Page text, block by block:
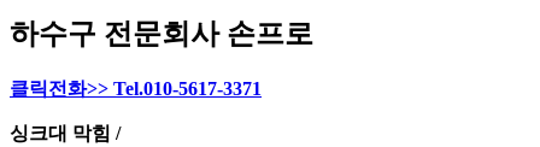
하수구 전문회사 손프로
클릭전화>> Tel.010-5617-3371
싱크대 막힘 /